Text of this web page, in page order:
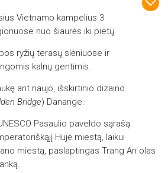
Vietnamo kampelius 3
nuo šiaurės iki pietų.
ryžių terasų slėniuose ir
kalnų gentimis.
ant naujo, išskirtinio dizaino
Bridge) Danange.
Pasaulio paveldo sąrašą
Hujė miestą, laikui
miestą, paslaptingas Trang An olas